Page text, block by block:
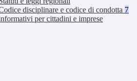
disciplinare e codice di condotta 7
per cittadini e imprese